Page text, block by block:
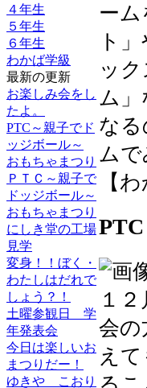
４年生
５年生
６年生
わかば学級
最新の更新
お楽しみ会をし
たよ。
PTC～親子でド
ッジボール～
おもちゃまつり
ＰＴＣ～親子で
ドッジボール～
おもちゃまつり
にしき堂の工場
見学
変身！！ぼく・
わたしはだれで
しょう？！
土曜参観日 学
年発表会
今日は楽しいお
まつりだー！
ゆきや こおり
ー
ト
ッ
ム
な
ム
【
１
会の
え